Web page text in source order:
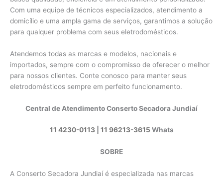
Com uma equipe de técnicos especializados, atendimento a
domicílio e uma ampla gama de serviços, garantimos a solução
para qualquer problema com seus eletrodomésticos.
Atendemos todas as marcas e modelos, nacionais e
importados, sempre com o compromisso de oferecer o melhor
para nossos clientes. Conte conosco para manter seus
eletrodomésticos sempre em perfeito funcionamento.
Central de Atendimento Conserto Secadora Jundiaí
11 4230-0113| 11 96213-3615 Whats
SOBRE
A Conserto Secadora Jundiaí é especializada nas marcas